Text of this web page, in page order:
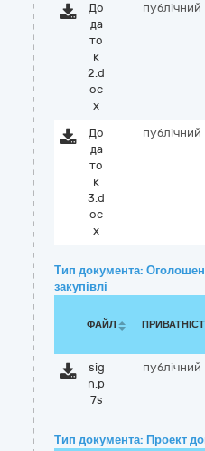
До
да
то
к
2.d
oc
x
публічний
До
да
то
к
3.d
oc
x
публічний
Тип документа:
закупівлі
ФАЙЛ
sig
n.p
7s
публічний
Тип документа: Проект